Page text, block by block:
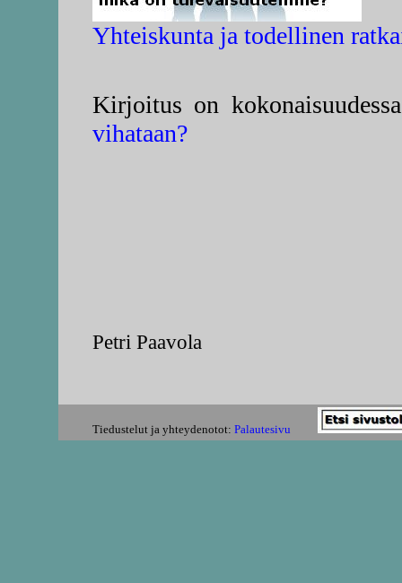
Yhteiskunta ja todellinen
Kirjoitus on
vihataan?
Petri Paavola
Tiedustelut ja yhteydenotot: Palautesivu